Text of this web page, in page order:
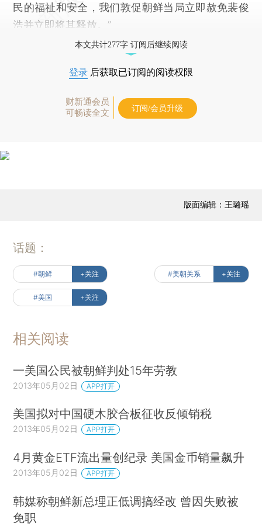
民的福祉和安全，我们敦促朝鲜当局立即赦免裴俊
浩并立即将其释放。”
本文共计277字 订阅后继续阅读
登录 后获取已订阅的阅读权限
财新通会员
可畅读全文
订阅/会员升级
版面编辑：王璐瑶
话题：
#朝鲜 +关注 #美朝关系 +关注
#美国 +关注
相关阅读
一美国公民被朝鲜判处15年劳教
2013年05月02日 APP打开
美国拟对中国硬木胶合板征收反倾销税
2013年05月02日 APP打开
4月黄金ETF流出量创纪录 美国金币销量飙升
2013年05月02日 APP打开
韩媒称朝鲜新总理正低调搞经改 曾因失败被
免职